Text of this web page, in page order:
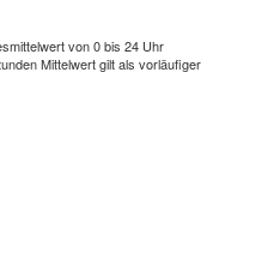
von 0 bis 24 Uhr
Mittelwert gilt als vorläufiger